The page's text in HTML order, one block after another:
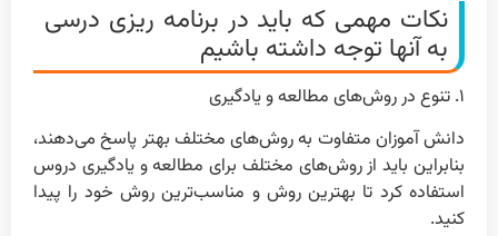
نکات مهمی که باید در برنامه ریزی درسی
به آنها توجه داشته باشیم
۱. تنوع در روش‌های مطالعه و یادگیری
دانش آموزان متفاوت به روش‌های مختلف بهتر پاسخ می‌دهند،
بنابراین باید از روش‌های مختلف برای مطالعه و یادگیری دروس
استفاده کرد تا بهترین روش و مناسب‌ترین روش خود را پیدا
کنید.